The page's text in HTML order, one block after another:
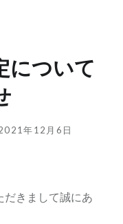
について
年12月6日
だきまして誠にあ